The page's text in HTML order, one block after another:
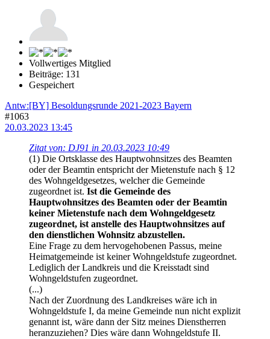
Vollwertiges Mitglied
Beiträge: 131
Gespeichert
Antw:[BY] Besoldungsrunde 2021-2023 Bayern
#1063
20.03.2023 13:45
Zitat von: DJ91 in 20.03.2023 10:49
(1) Die Ortsklasse des Hauptwohnsitzes des Beamten
oder der Beamtin entspricht der Mietenstufe nach § 12
des Wohngeldgesetzes, welcher die Gemeinde
zugeordnet ist. Ist die Gemeinde des
Hauptwohnsitzes des Beamten oder der Beamtin
keiner Mietenstufe nach dem Wohngeldgesetz
zugeordnet, ist anstelle des Hauptwohnsitzes auf
den dienstlichen Wohnsitz abzustellen.
Eine Frage zu dem hervogehobenen Passus, meine
Heimatgemeinde ist keiner Wohngeldstufe zugeordnet.
Lediglich der Landkreis und die Kreisstadt sind
Wohngeldstufen zugeordnet.
(...)
Nach der Zuordnung des Landkreises wäre ich in
Wohngeldstufe I, da meine Gemeinde nun nicht explizit
genannt ist, wäre dann der Sitz meines Dienstherren
heranzuziehen? Dies wäre dann Wohngeldstufe II.